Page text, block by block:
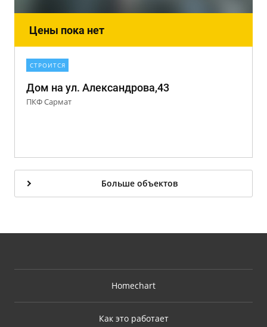
Цены пока нет
СТРОИТСЯ
Дом на ул. Александрова,43
ПКФ Сармат
Больше объектов
Homechart
Как это работает